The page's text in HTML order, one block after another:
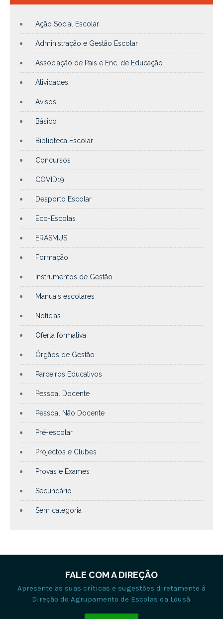
Ação Social Escolar
Administração e Gestão Escolar
Associação de Pais e Enc. de Educação
Atividades
Avisos
Básico
Biblioteca Escolar
Concursos
COVID19
Desporto Escolar
Eco-Escolas
ERASMUS
Formação
Instrumentos de Gestão
Manuais escolares
Notícias
Oferta formativa
Órgãos de Gestão
Parceiros Educativos
Pessoal Docente
Pessoal Não Docente
Pré-escolar
Projectos e Clubes
Provas e Exames
Secundário
Sem categoria
FALE COM A DIREÇÃO
Apresente as suas críticas e sugestões diretamente à
Direção do Agrupamento de Escolas da Lousã.